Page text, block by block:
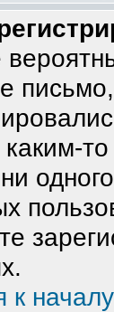
каким-
к началу